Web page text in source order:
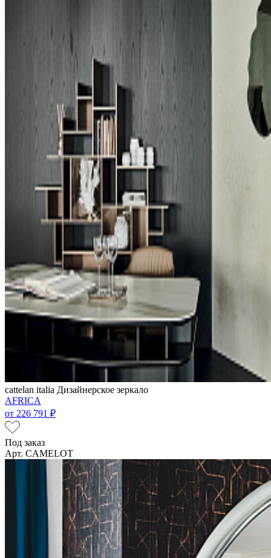
cattelan italia Дизайнерское зеркало
AFRICA
от 226 791 ₽
Под заказ
Арт. CAMELOT